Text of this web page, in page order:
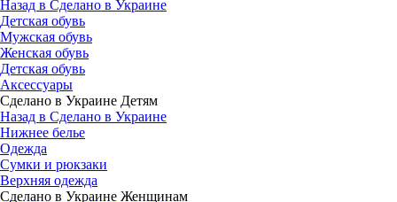
Назад в Сделано в Украине
Детская обувь
Мужская обувь
Женская обувь
Детская обувь
Аксессуары
Сделано в Украине Детям
Назад в Сделано в Украине
Нижнее белье
Одежда
Сумки и рюкзаки
Верхняя одежда
Сделано в Украине Женщинам